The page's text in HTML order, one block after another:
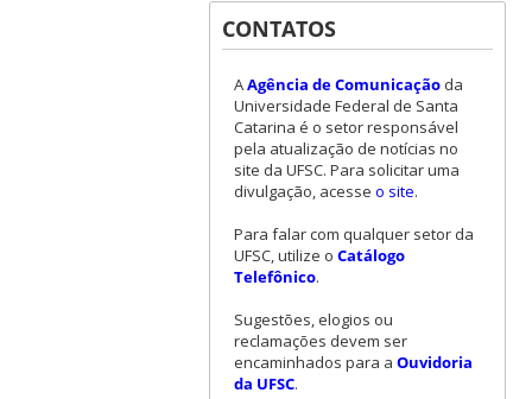
CONTATOS
AAgência de Comunicaçãoda
Universidade Federal de Santa
Catarina é o setor responsável
pela atualização de notícias no
site da UFSC. Para solicitar uma
divulgação, acesse o site.
Para falar com qualquer setor da
UFSC, utilize o Catálogo
Telefônico.
Sugestões, elogios ou
reclamações devem ser
encaminhados para a Ouvidoria
da UFSC.